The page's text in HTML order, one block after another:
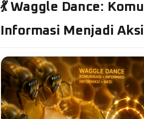
💃 Waggle Dance:
Informasi Menjadi Aksi